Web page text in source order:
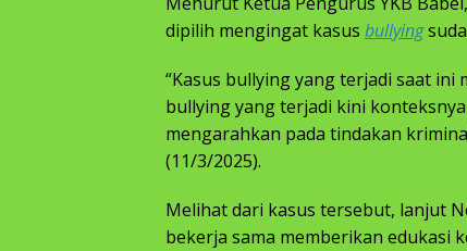
dipilih mengingat kasus bullying
“Kasus bullying yang terjadi saat ini
bullying yang terjadi kini
mengarahkan pada tindakan
(11/3/2025).
Melihat dari kasus tersebut, lanjut
bekerja sama memberikan edukasi